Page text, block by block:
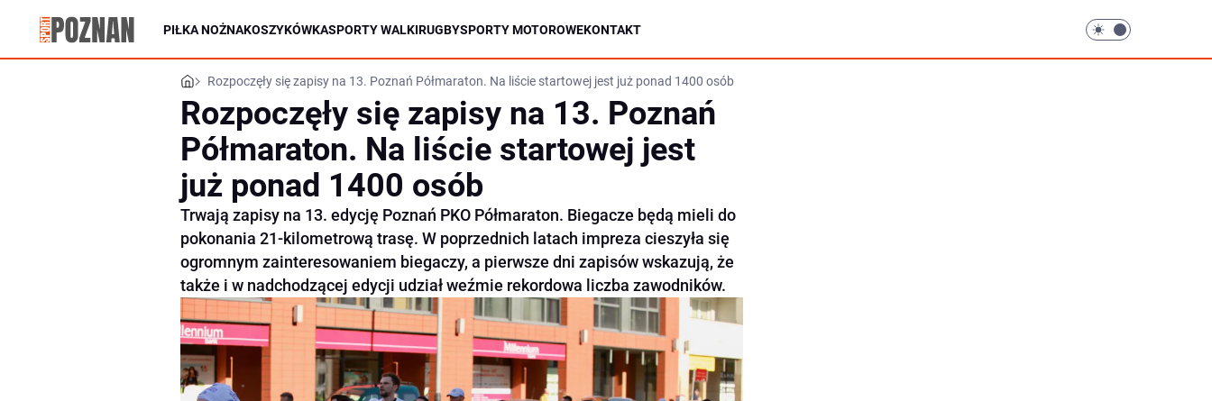
PIŁKA NOŻNAKOSZYKÓWKASPORTY WALKIRUGBYSPORTY MOTOROWEKONTAKT
Rozpoczęły się zapisy na 13. Poznań Półmaraton. Na liście startowej jest już ponad 1400 osób
Rozpoczęły się zapisy na 13. Poznań
Półmaraton. Na liście startowej jest
już ponad 1400 osób
Trwają zapisy na 13. edycję Poznań PKO Półmaraton. Biegacze będą mieli do
pokonania 21-kilometrową trasę. W poprzednich latach impreza cieszyła się
ogromnym zainteresowaniem biegaczy, a pierwsze dni zapisów wskazują, że
także i w nadchodzącej edycji udział weźmie rekordowa liczba zawodników.